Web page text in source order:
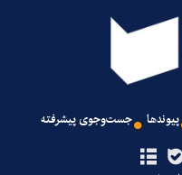
پیوندها جست‌وجوی پیشرفته